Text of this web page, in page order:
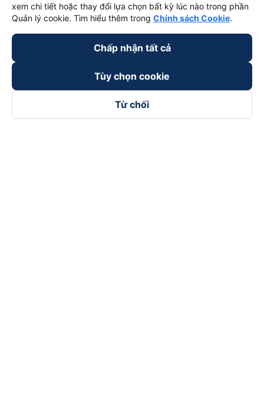
Hỗ trợ
Trở thành đối tác
Đối tác thanh toán
xem chi tiết hoặc thay đổi lựa chọn bất kỳ lúc nào trong phần
Quản lý cookie. Tìm hiểu thêm trong Chính sách Cookie.
Chấp nhận tất cả
Tùy chọn cookie
Từ chối